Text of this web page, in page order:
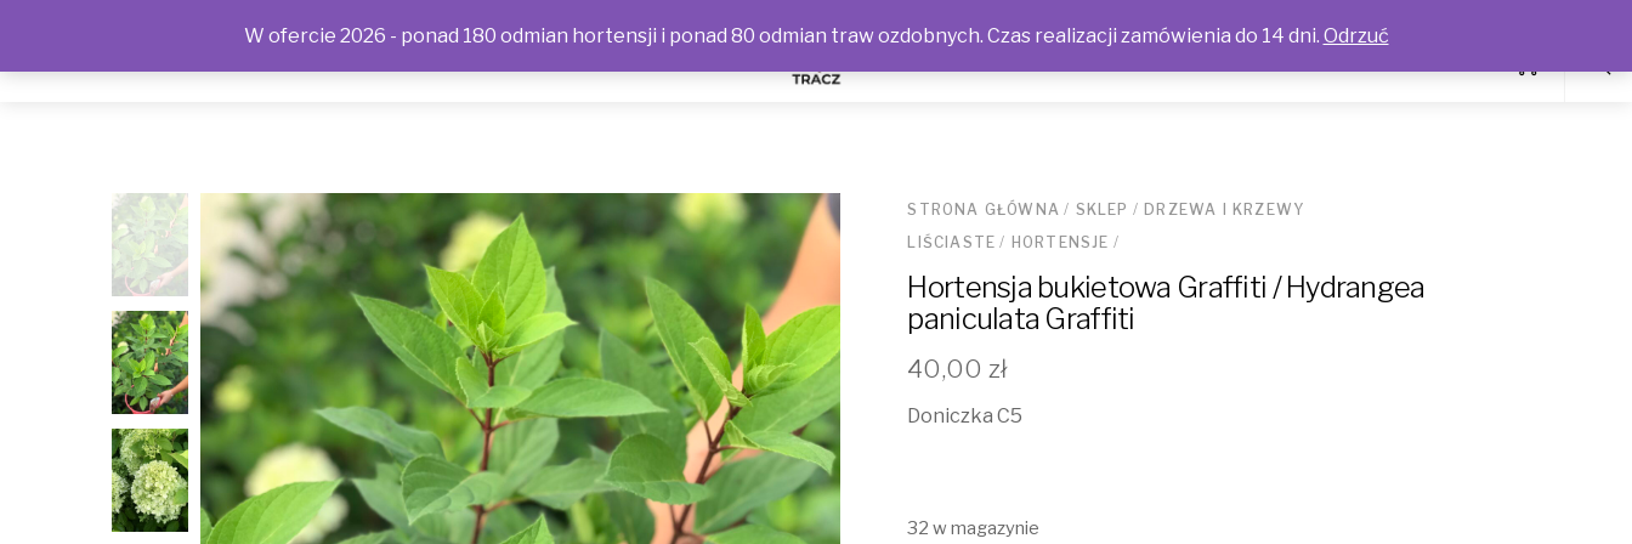
STRONA GŁÓWNA / SKLEP / DRZEWA I KRZEWY
LIŚCIASTE / HORTENSJE /
Hortensja bukietowa Graffiti / Hydrangea
paniculata Graffiti
40,00 zł
Doniczka C5
32 w magazynie
W ofercie 2026 - ponad 180 odmian hortensji i ponad 80 odmian traw ozdobnych. Czas realizacji zamówienia do 14 dni. Odrzuć